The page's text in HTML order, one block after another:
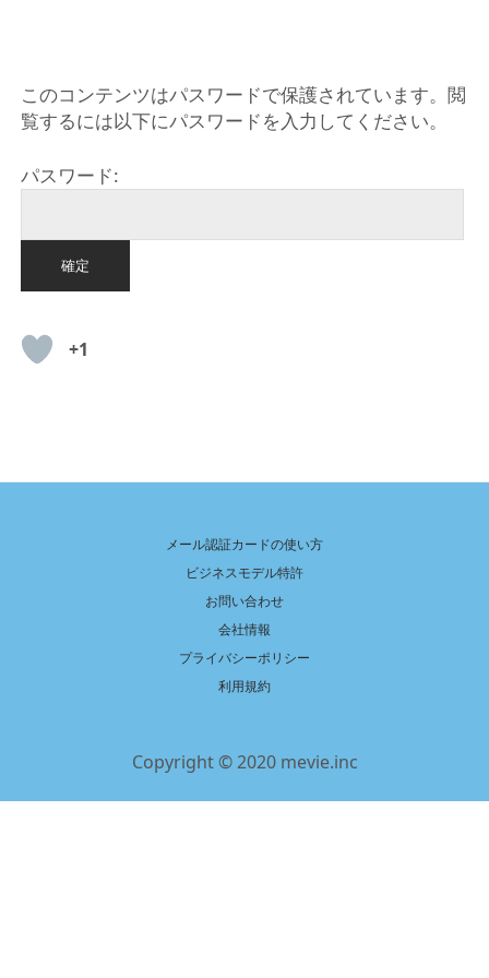
このコンテンツはパスワードで保護されています。閲
覧するには以下にパスワードを入力してください。
パスワード:
+1
メール認証カードの使い方
ビジネスモデル特許
お問い合わせ
会社情報
プライバシーポリシー
利用規約
Copyright © 2020 mevie.inc